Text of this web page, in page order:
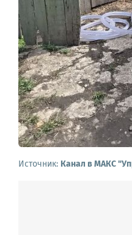
Источник: Канал в МАКС